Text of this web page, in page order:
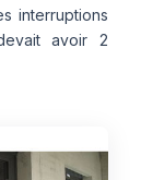
interruptions
avoir 2